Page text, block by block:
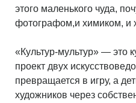
этого маленького чуда,
фотографом,и химиком, и
«Культур-мультур» — это
проект двух
превращается в игру, а
художников через